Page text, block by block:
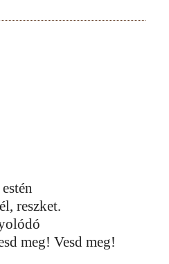
reszket.
meg! Vesd meg!